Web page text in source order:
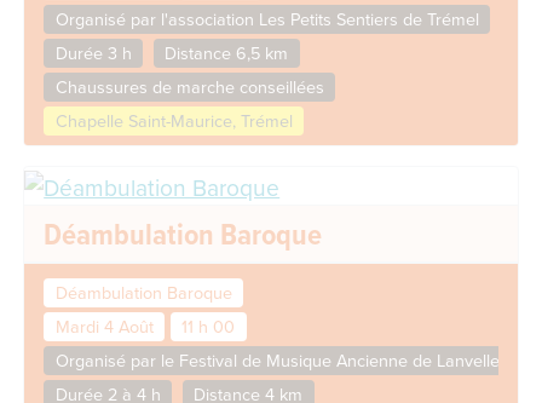
Organisé par l'association Les Petits Sentiers de Trémel
Durée 3 h
Distance 6,5 km
Chaussures de marche conseillées
Chapelle Saint-Maurice, Trémel
Déambulation Baroque
Déambulation Baroque
Mardi 4 Août
11 h 00
Organisé par le Festival de Musique Ancienne de Lanvellec et
Durée 2 à 4 h
Distance 4 km